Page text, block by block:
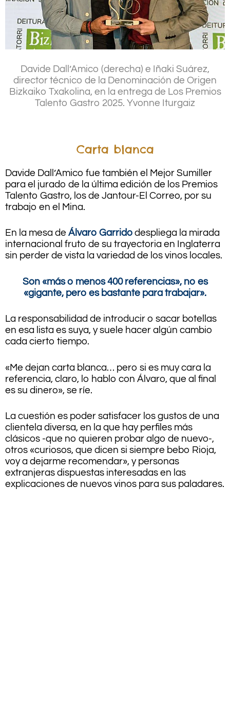
Davide Dall’Amico (derecha) e Iñaki Suárez,
director técnico de la Denominación de Origen
Bizkaiko Txakolina, en la entrega de Los Premios
Talento Gastro 2025. Yvonne Iturgaiz
Carta blanca
Davide Dall’Amico fue también el Mejor Sumiller
para el jurado de la última edición de los Premios
Talento Gastro, los de Jantour-El Correo, por su
trabajo en el Mina.
En la mesa de Álvaro Garrido despliega la mirada
internacional fruto de su trayectoria en Inglaterra
sin perder de vista la variedad de los vinos locales.
Son «más o menos 400 referencias», no es
«gigante, pero es bastante para trabajar».
La responsabilidad de introducir o sacar botellas
en esa lista es suya, y suele hacer algún cambio
cada cierto tiempo.
«Me dejan carta blanca… pero si es muy cara la
referencia, claro, lo hablo con Álvaro, que al final
es su dinero», se ríe.
La cuestión es poder satisfacer los gustos de una
clientela diversa, en la que hay perfiles más
clásicos -que no quieren probar algo de nuevo-,
otros «curiosos, que dicen si siempre bebo Rioja,
voy a dejarme recomendar», y personas
extranjeras dispuestas interesadas en las
explicaciones de nuevos vinos para sus paladares.